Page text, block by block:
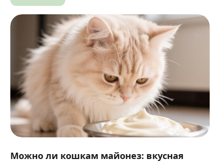
Можно ли кошкам майонез: вкусная